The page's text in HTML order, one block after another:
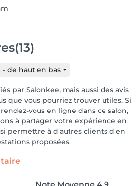
(13)
- de haut en bas
par Salonkee, mais aussi des avis
que vous pourriez trouver utiles. Si
vous en ligne dans ce salon,
à partager votre expérience en
permettre à d'autres clients d'en
proposées.